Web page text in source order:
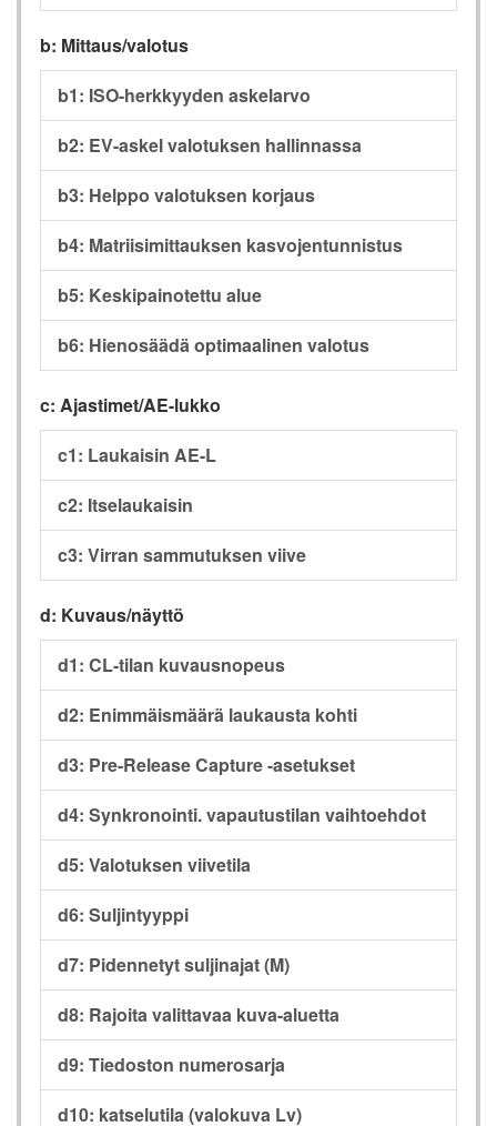
b: Mittaus/valotus
b1: ISO-herkkyyden askelarvo
b2: EV-askel valotuksen hallinnassa
b3: Helppo valotuksen korjaus
b4: Matriisimittauksen kasvojentunnistus
b5: Keskipainotettu alue
b6: Hienosäädä optimaalinen valotus
c: Ajastimet/AE-lukko
c1: Laukaisin AE-L
c2: Itselaukaisin
c3: Virran sammutuksen viive
d: Kuvaus/näyttö
d1: CL-tilan kuvausnopeus
d2: Enimmäismäärä laukausta kohti
d3: Pre-Release Capture -asetukset
d4: Synkronointi. vapautustilan vaihtoehdot
d5: Valotuksen viivetila
d6: Suljintyyppi
d7: Pidennetyt suljinajat (M)
d8: Rajoita valittavaa kuva-aluetta
d9: Tiedoston numerosarja
d10: katselutila (valokuva Lv)